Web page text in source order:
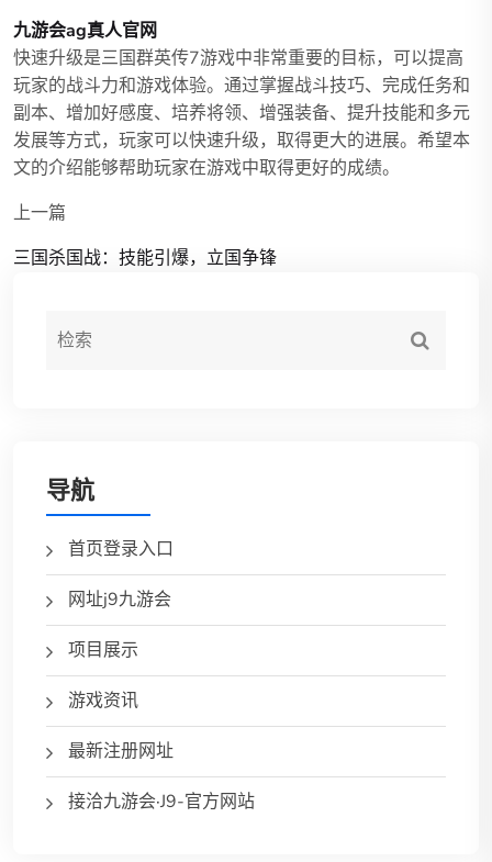
九游会ag真人官网
快速升级是三国群英传7游戏中非常重要的目标，可以提高
玩家的战斗力和游戏体验。通过掌握战斗技巧、完成任务和
副本、增加好感度、培养将领、增强装备、提升技能和多元
发展等方式，玩家可以快速升级，取得更大的进展。希望本
文的介绍能够帮助玩家在游戏中取得更好的成绩。
上一篇
三国杀国战：技能引爆，立国争锋
导航
首页登录入口
网址j9九游会
项目展示
游戏资讯
最新注册网址
接洽九游会·J9-官方网站